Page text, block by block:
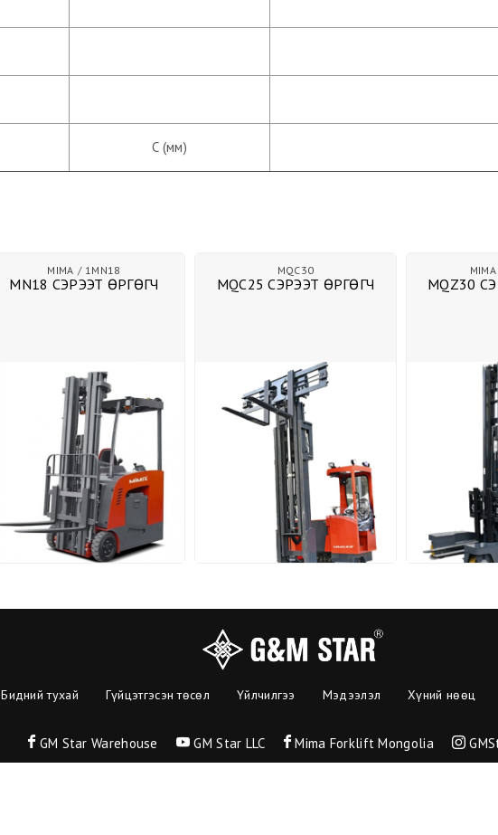
C (мм)
MIMA 1MN18
MN18 СЭРЭЭТ ӨРГӨГЧ
MQC30
MQC25 СЭРЭЭТ ӨРГӨГЧ
MIMA
MQZ30
Бидний тухай Гүйцэтгэсэн төсөл Үйлчилгээ Мэдээлэл Хүний нөөц
GM Star Warehouse GM Star LLC Mima Forklift Mongolia